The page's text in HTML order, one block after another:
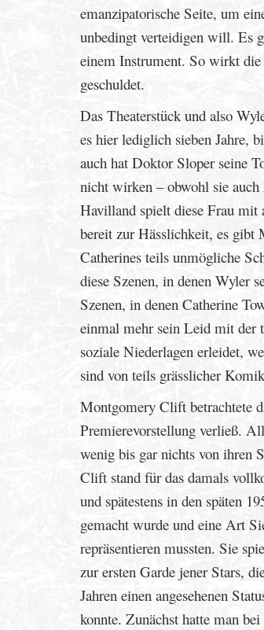
emanzipatorische Seite, um
unbedingt verteidigen will. Es
einem Instrument. So wirkt die
geschuldet.
Das Theaterstück und also
es hier lediglich sieben Jahre,
auch hat Doktor Sloper seine
nicht wirken – obwohl sie
Havilland spielt diese Frau
bereit zur Hässlichkeit, es gibt
Catherines teils unmögliche
diese Szenen, in denen Wyler
Szenen, in denen Catherine
einmal mehr sein Leid mit der
soziale Niederlagen erleidet,
sind von teils grässlicher
Montgomery Clift betrachtete
Premierevorstellung verließ.
wenig bis gar nichts von ihren
Clift stand für das damals
und spätestens in den späten
gemacht wurde und eine Art
repräsentieren mussten. Sie
zur ersten Garde jener Stars,
Jahren einen angesehenen
konnte. Zunächst hatte man bei